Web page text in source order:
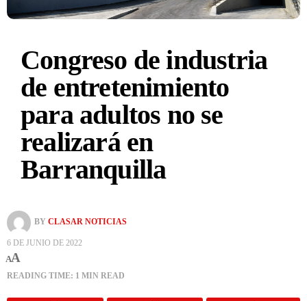
Congreso de industria
de entretenimiento
para adultos no se
realizará en
Barranquilla
BY CLASAR NOTICIAS
6 DE JUNIO DE 2022
AA
READING TIME: 1 MIN READ